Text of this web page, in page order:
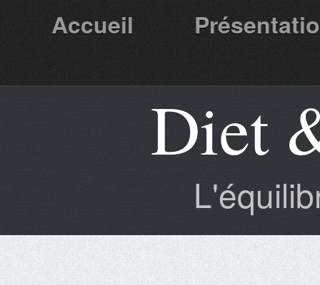
Accueil
Partenaires Diet